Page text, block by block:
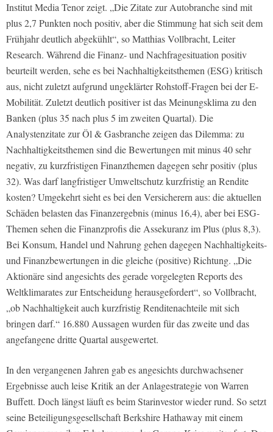
Institut Media Tenor zeigt. „Die Zitate zur Autobranche sind mit
plus 2,7 Punkten noch positiv, aber die Stimmung hat sich seit dem
Frühjahr deutlich abgekühlt“, so Matthias Vollbracht, Leiter
Research. Während die Finanz- und Nachfragesituation positiv
beurteilt werden, sehe es bei Nachhaltigkeitsthemen (ESG) kritisch
aus, nicht zuletzt aufgrund ungeklärter Rohstoff-Fragen bei der E-
Mobilität. Zuletzt deutlich positiver ist das Meinungsklima zu den
Banken (plus 35 nach plus 5 im zweiten Quartal). Die
Analystenzitate zur Öl & Gasbranche zeigen das Dilemma: zu
Nachhaltigkeitsthemen sind die Bewertungen mit minus 40 sehr
negativ, zu kurzfristigen Finanzthemen dagegen sehr positiv (plus
32). Was darf langfristiger Umweltschutz kurzfristig an Rendite
kosten? Umgekehrt sieht es bei den Versicherern aus: die aktuellen
Schäden belasten das Finanzergebnis (minus 16,4), aber bei ESG-
Themen sehen die Finanzprofis die Assekuranz im Plus (plus 8,3).
Bei Konsum, Handel und Nahrung gehen dagegen Nachhaltigkeits-
und Finanzbewertungen in die gleiche (positive) Richtung. „Die
Aktionäre sind angesichts des gerade vorgelegten Reports des
Weltklimarates zur Entscheidung herausgefordert“, so Vollbracht,
„ob Nachhaltigkeit auch kurzfristig Renditenachteile mit sich
bringen darf.“ 16.880 Aussagen wurden für das zweite und das
angefangene dritte Quartal ausgewertet.
In den vergangenen Jahren gab es angesichts durchwachsener
Ergebnisse auch leise Kritik an der Anlagestrategie von Warren
Buffett. Doch längst läuft es beim Starinvestor wieder rund. So setzt
seine Beteiligungsgesellschaft Berkshire Hathaway mit einem